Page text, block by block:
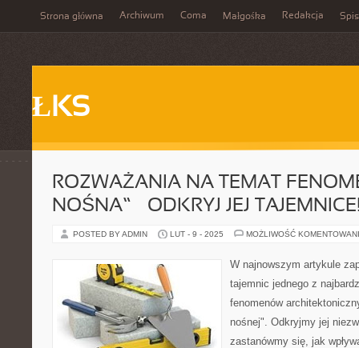
Strona główna Archiwum Coma Małgośka Redakcja
ŁKS
ROZWAŻANIA NA TEMAT
NOŚNA” – ODKRYJ JEJ
POSTED BY ADMIN LUT - 9 - 2025 MOŻLIWOŚĆ
W najnowszym artykule
tajemnic jednego z
fenomenów
nośnej". Odkryjmy jej
zastanówmy się, jak